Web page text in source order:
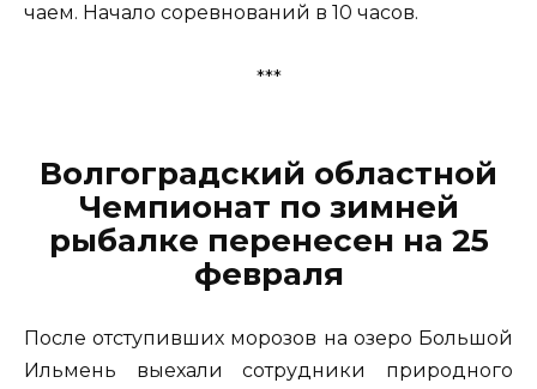
чаем. Начало соревнований в 10 часов.
***
Волгоградский областной
Чемпионат по зимней
рыбалке перенесен на 25
февраля
После отступивших морозов на озеро Большой
Ильмень выехали сотрудники природного